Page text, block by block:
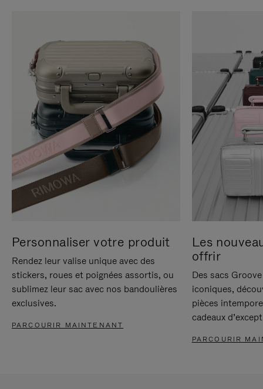
Personnaliser votre produit
Rendez leur valise unique avec des
stickers, roues et poignées assortis, ou
sublimez leur sac avec nos bandoulières
exclusives.
PARCOURIR MAINTENANT
Les
offrir
Des sacs
iconiques,
pièces
cadeaux
PARCOURIR